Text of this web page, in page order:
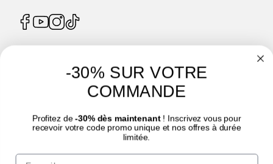
4.7/5
© Laboratoire des GRANIONS 2026 | Paiement sécurisé | *Norme AFNOR NF EN
-30% SUR VOTRE
COMMANDE
Profitez de -30% dès maintenant! Inscrivez vous pour
recevoir votre code promo unique et nos offres à durée
limitée.
Email